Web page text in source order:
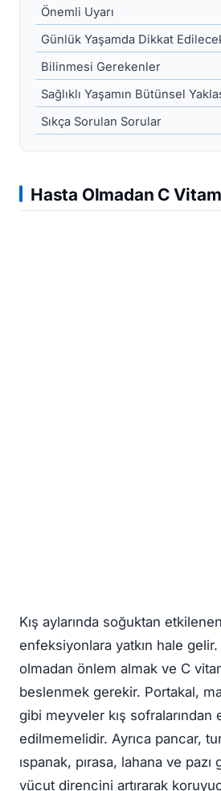
Önemli Uyarı
Günlük Yaşamda Dikkat
Bilinmesi Gerekenler
Sağlıklı Yaşamın Bütünsel
Sıkça Sorulan Sorular
Hasta Olmadan C
Kış aylarında soğuktan
enfeksiyonlara yatkın hale
olmadan önlem almak ve C
beslenmek gerekir. Portakal,
gibi meyveler kış sofralarından
edilmemelidir. Ayrıca pancar,
ıspanak, pırasa, lahana ve
vücut direncini artırarak